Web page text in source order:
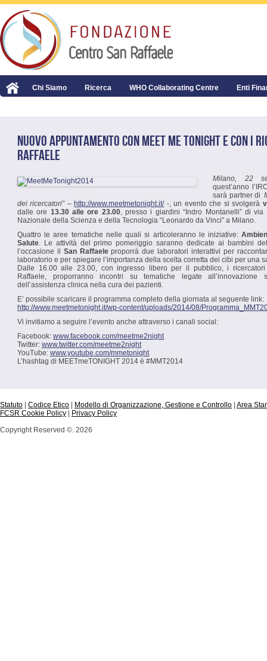
Chi Siamo Ricerca WHO Collaborating Centre Enti
NUOVO APPUNTAMENTO CON MEET ME TONIGHT E CON I
RAFFAELE
Milano, 22
quest’anno
sarà partner di
dei ricercatori”– http://www.meetmetonight.it/-, un evento che si svolgerà
dalle ore 13.30 alle ore 23.00, presso i giardini “Indro Montanelli” di
Nazionale della Scienza e della Tecnologia “Leonardo da Vinci” a Milano.
Quattro le aree tematiche nelle quali si articoleranno le iniziative:
Salute. Le attività del primo pomeriggio saranno dedicate ai bambini
l’occasione il San Raffaeleproporrà due laboratori interattivi per
laboratorio e per spiegare l’importanza della scelta corretta dei cibi per una
Dalle 16.00 alle 23.00, con ingresso libero per il pubblico, i ricercatori
Raffaele, proporranno incontri su tematiche legate all’innovazione
dell’assistenza clinica nella cura dei pazienti.
E’ possibile scaricare il programma completo della giornata al seguente link:
http://www.meetmetonight.it/wp-content/uploads/2014/08/
Vi invitiamo a seguire l’evento anche attraverso i canali social:
Facebook: www.facebook.com/meetme2night
Twitter: www.twitter.com/meetme2night
YouTube: www.youtube.com/mmetonight
L’hashtag di MEETmeTONIGHT 2014 è #MMT2014
Statuto Codice Etico Modello di Organizzazione, Gestione e Controllo Area
FCSR Cookie Policy
Privacy Policy
Copyright Reserved ©. 2026